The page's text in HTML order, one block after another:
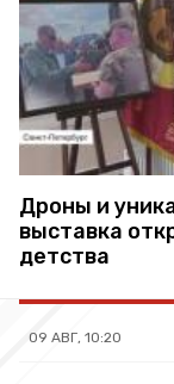
Дроны и
выставка
детства
09 АВГ, 10:20